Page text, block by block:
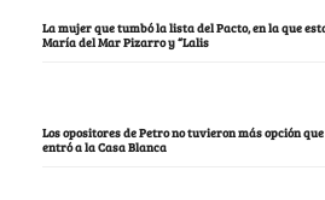
La mujer que tumbó la lista del Pacto, en la que
María del Mar Pizarro y “Lalis
Los opositores de Petro no tuvieron más opción
entró a la Casa Blanca